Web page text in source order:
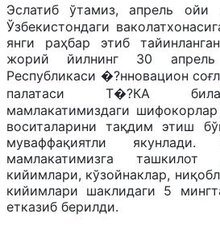
Эслатиб ўтамиз, апрель ойи
Ўзбекистондаги
янги раҳбар этиб
жорий йилнинг 30 апрель
Республикаси �?нновацион
палатаси Т�?КА
мамлакатимиздаги
воситаларини тақдим этиш
муваффақиятли якунлади.
мамлакатимизга
кийимлари, кўзойнаклар,
кийимлари шаклидаги 5
етказиб берилди.